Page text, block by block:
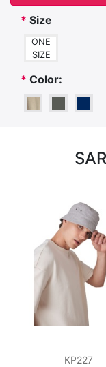
* Size
ONE
SIZE
* Color:
KP227